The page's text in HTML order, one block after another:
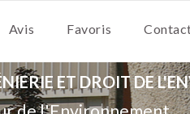
Avis Favoris
ET DROIT DE